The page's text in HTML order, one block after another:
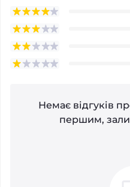
Немає відгуків
першим,